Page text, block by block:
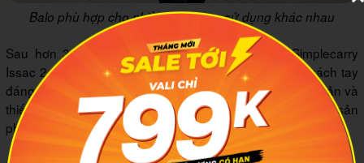
Balo phù hợp cho nhiều đối tượng sử dụng khác nhau
Sau hơn 3 tháng dùng thực tế, mình vẫn đeo Simplecarry
Issac 2 đi làm mỗi ngày. Đây là chiếc balo máy tính xách tay
đáng mua nếu bạn ưu tiên sự gọn nhẹ, chống thấm cơ bản và
thiết kế sạch sẽ. Bạn có thể tham khảo thêm thông tin sản
phẩm